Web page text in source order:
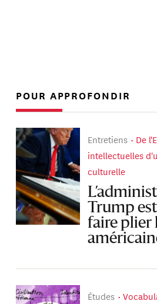
POUR APPROFONDIR
Entretiens
De
intellectuelles
culturelle
Trump
faire plier
Études